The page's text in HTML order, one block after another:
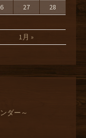
1月 »
27
28
ダー～